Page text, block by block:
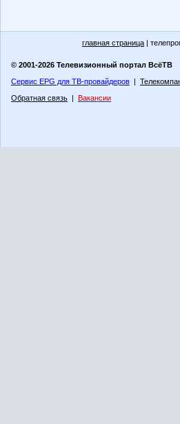
главная страница |
© 2001-2026 Телевизионный портал ВсёТВ
Сервис EPG для ТВ-провайдеров |
Обратная связь | Вакансии